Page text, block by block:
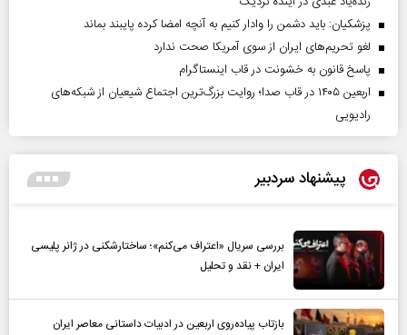
پزشکیان: باید دشمن را وادار کنیم به آنچه امضا کرده پایبند بماند
لغو تحریم‌های ایران از سوی آمریکا صحت ندارد
پاسخ قانون به خشونت در قاب اینستاگرام
اربعین ۱۴۰۵ در قاب صدا؛ روایت بزرگ‌ترین اجتماع شیعیان از شبکه‌های
رادیویی
پیشنهاد سردبیر
بررسی سریال «اعتراف می‌کنم»؛ ساختارشکنی در ژانر پلیسی
ایران + نقد و تحلیل
بازتاب پیاده‌روی اربعین در ادبیات داستانی معاصر ایران